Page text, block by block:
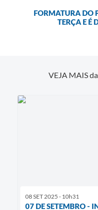
FORMATURA DO
TERÇA E É
VEJA MAIS
08 SET 2025 - 10h31
07 DE SETEMBRO -